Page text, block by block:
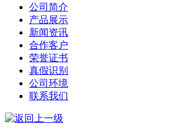
公司简介
产品展示
新闻资讯
合作客户
荣誉证书
真假识别
公司环境
联系我们